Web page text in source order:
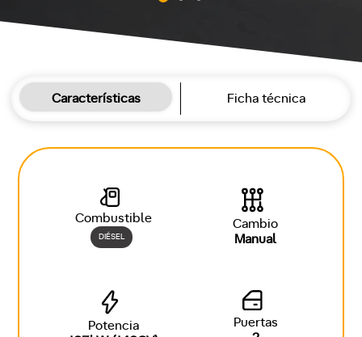
Características Ficha técnica
Combustible
DIÉSEL
Cambio
Manual
Potencia
Puertas